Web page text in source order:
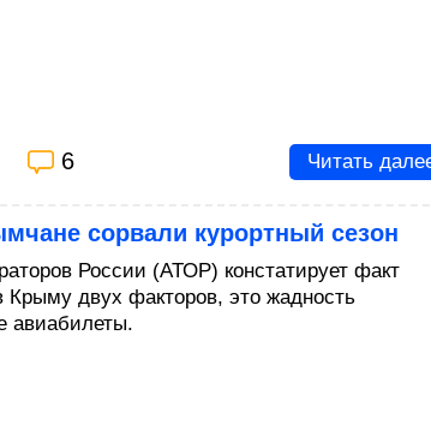
6 Читать
сорвали курортный сезон
России (АТОР) констатирует факт
Крыму двух факторов, это жадность
авиабилеты.